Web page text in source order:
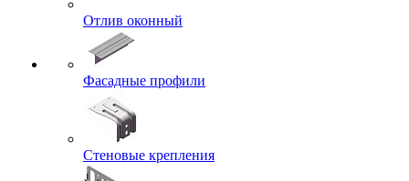
Отлив оконный
Фасадные профили
Стеновые крепления